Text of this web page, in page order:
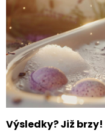
Výsledky? Již brzy!